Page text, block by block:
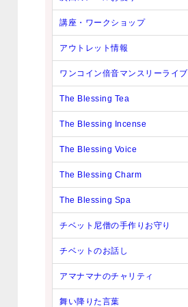
講座・ワークショップ
アウトレット情報
ワンコイン倍音マンスリーライブ
The Blessing Tea
The Blessing Incense
The Blessing Voice
The Blessing Charm
The Blessing Spa
チベット尼僧の手作りお守り
チベットのお話し
アマナマナのチャリティ
舞い降りた言葉